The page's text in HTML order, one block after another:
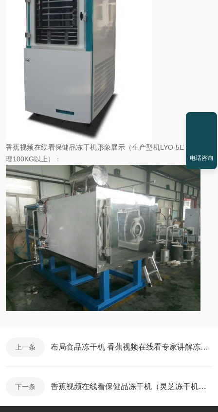
香蕉视频在线看保健品冻干机形象展示（生产型机LYO-5E，一批处
理100KG以上）：
上一条 布局食品冻干机 香蕉视频在线看专家讲解冻干食品涉及范围
下一条 香蕉视频在线看保健品冻干机（灵芝冻干机）助力保健品行业的快速发展
电话咨询